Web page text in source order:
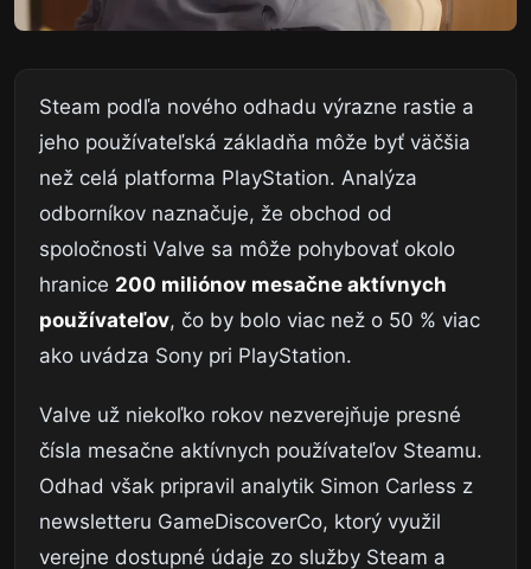
Steam podľa nového odhadu výrazne rastie a
jeho používateľská základňa môže byť väčšia
než celá platforma PlayStation. Analýza
odborníkov naznačuje, že obchod od
spoločnosti Valve sa môže pohybovať okolo
hranice 200 miliónov mesačne aktívnych
používateľov, čo by bolo viac než o 50 % viac
ako uvádza Sony pri PlayStation.
Valve už niekoľko rokov nezverejňuje presné
čísla mesačne aktívnych používateľov Steamu.
Odhad však pripravil analytik Simon Carless z
newsletteru GameDiscoverCo, ktorý využil
verejne dostupné údaje zo služby Steam a